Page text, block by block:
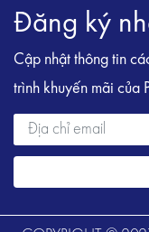
Đăng ký
Cập nhật thông tin
trình khuyến mãi của